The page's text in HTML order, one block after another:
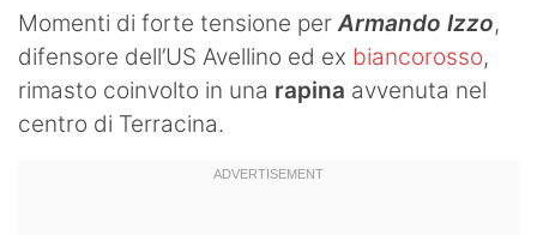
Momenti di forte tensione perArmando Izzo,
difensore dell’US Avellino ed ex biancorosso,
rimasto coinvolto in una rapina avvenuta nel
centro di Terracina.